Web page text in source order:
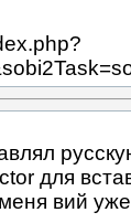
для
вий